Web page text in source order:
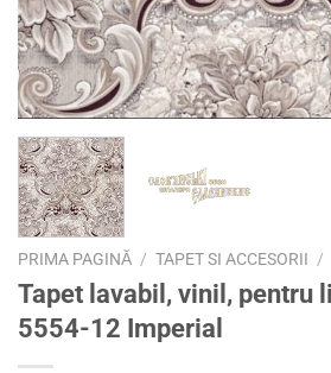
PRIMA PAGINĂ / TAPET SI ACCESORII /
Tapet lavabil, vinil, pentru
5554-12 Imperial